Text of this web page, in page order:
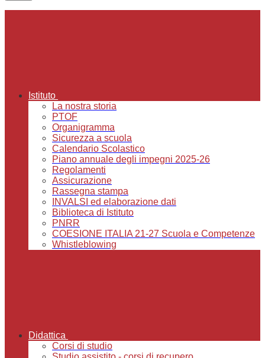
Istituto
La nostra storia
PTOF
Organigramma
Sicurezza a scuola
Calendario Scolastico
Piano annuale degli impegni 2025-26
Regolamenti
Assicurazione
Rassegna stampa
INVALSI ed elaborazione dati
Biblioteca di Istituto
PNRR
COESIONE ITALIA 21-27 Scuola e Competenze
Whistleblowing
Didattica
Corsi di studio